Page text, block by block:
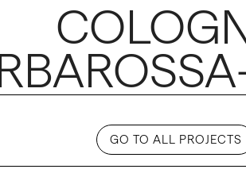
GO TO ALL PROJECTS